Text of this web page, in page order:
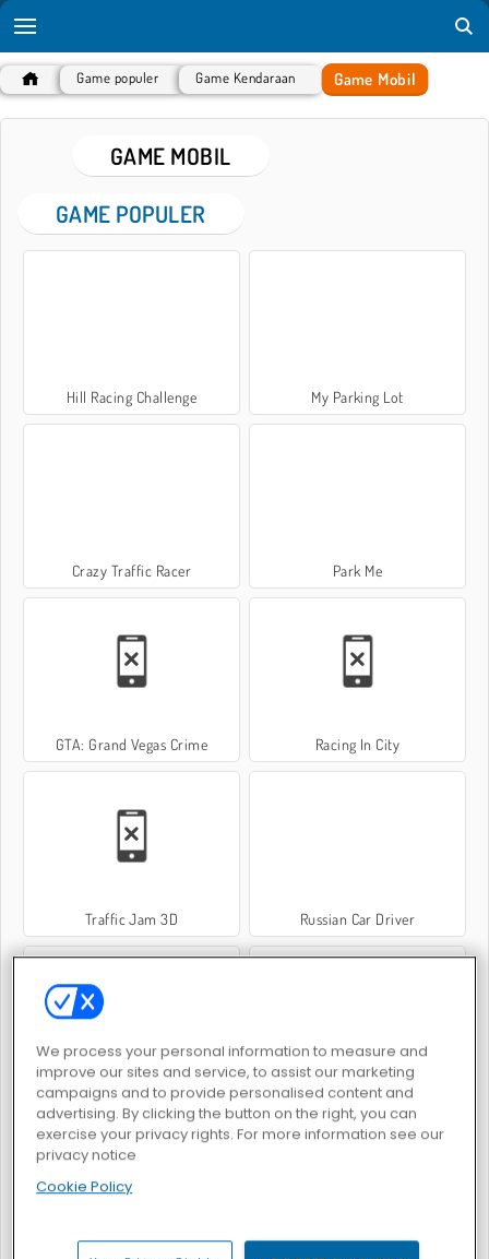
Game populer Game Kendaraan Game Mobil
GAME MOBIL
GAME POPULER
Hill Racing Challenge My Parking Lot
Crazy Traffic Racer Park Me
GTA: Grand Vegas Crime Racing In City
Traffic Jam 3D Russian Car Driver
Traffic Tour Offroad Crash Climber 4X4
We process your personal information to measure and
improve our sites and service, to assist our marketing
campaigns and to provide personalised content and
advertising. By clicking the button on the right, you can
exercise your privacy rights. For more information see our
privacy notice
Cookie Policy